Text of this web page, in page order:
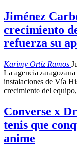
Jiménez
crecimiento
refuerza su
Karimy Ortíz Ramos
La agencia
instalaciones de Vía
crecimiento del
Converse x
tenis que
anime